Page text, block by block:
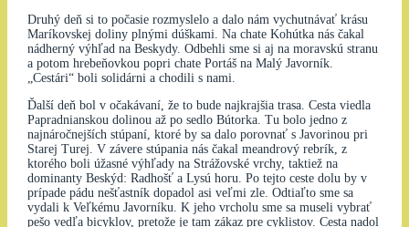
Druhý deň si to počasie rozmyslelo a dalo nám vychutnávať krásu
Ma­ríkovskej doliny plnými dúškami. Na chate Kohútka nás čakal
nádherný výhľad na Beskydy. Odbehli sme si aj na moravskú stranu
a potom hre­beňovkou popri chate Portáš na Malý Javorník.
„Cestári“ boli solidárni a cho­dili s nami.
Ďalší deň bol v očakáva­ní, že to bude najkrajšia trasa. Cesta viedla
Papradnianskou dolinou až po sedlo Bútorka. Tu bolo jedno z
najná­ročnejších stúpaní, ktoré by sa dalo porovnať s Javorinou pri
Starej Turej. V závere stúpania nás čakal mean­drový rebrík, z
ktorého boli úžasné výhľady na Strážovské vrchy, taktiež na
dominanty Beskýd: Radhošť a Lysú horu. Po tejto ceste dolu by v
prípade pádu nešťastník dopadol asi veľmi zle. Odtiaľto sme sa
vydali k Veľkému Ja­vorníku. K jeho vrcholu sme sa museli vybrať
pešo vedľa bicyklov, pretože je tam zákaz pre cyklistov. Cesta nadol